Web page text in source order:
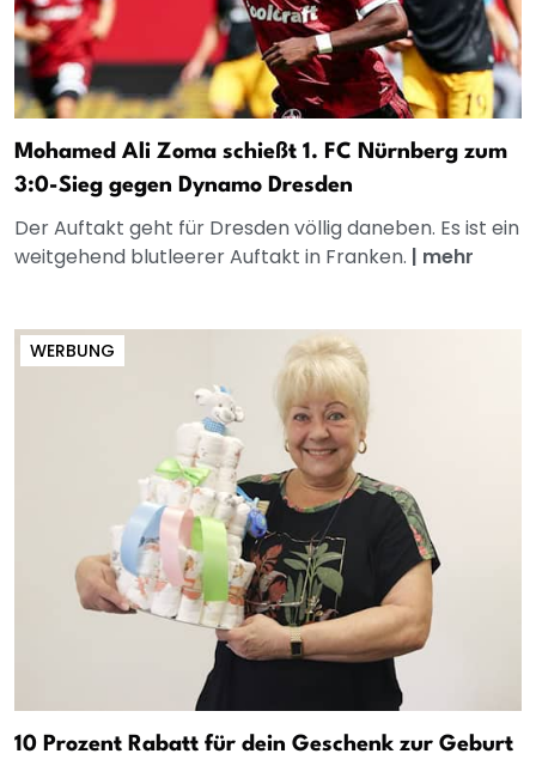
Mohamed Ali Zoma schießt 1. FC Nürnberg zum
3:0-Sieg gegen Dynamo Dresden
Der Auftakt geht für Dresden völlig daneben. Es ist ein
weitgehend blutleerer Auftakt in Franken. | mehr
WERBUNG
10 Prozent Rabatt für dein Geschenk zur Geburt